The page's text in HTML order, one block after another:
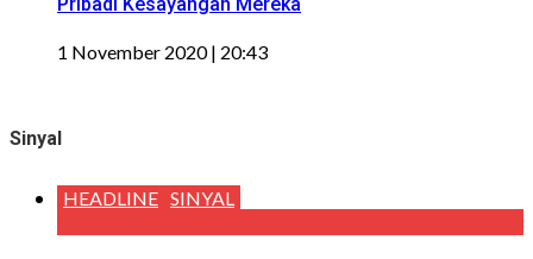
1 November 2020 | 20:43
Sinyal
HEADLINE SINYAL